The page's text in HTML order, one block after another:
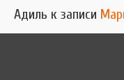
Адиль к записи